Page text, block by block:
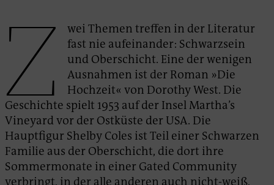
Z
wei Themen treffen in der Literatur
fast nie aufeinander: Schwarzsein
und Oberschicht. Eine der wenigen
Ausnahmen ist der Roman »Die
Hochzeit« von Dorothy West. Die
Geschichte spielt 1953 auf der Insel Martha’s
Vineyard vor der Ostküste der USA. Die
Hauptfigur Shelby Coles ist Teil einer Schwarzen
Familie aus der Oberschicht, die dort ihre
Sommermonate in einer Gated Community
verbringt, in der alle anderen auch nicht-weiß,